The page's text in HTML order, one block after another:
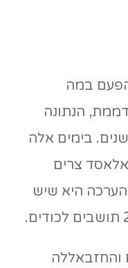
במה
הנתונה
בימים אלה
צרים
היא שיש
והחזבאללה